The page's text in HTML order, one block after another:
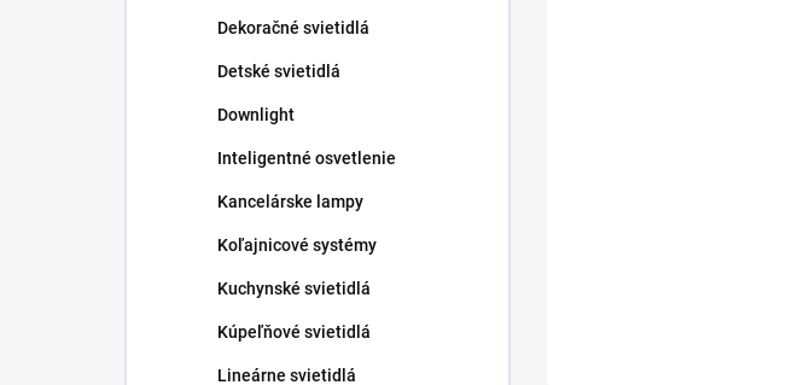
Dekoračné svietidlá
Detské svietidlá
Downlight
Inteligentné osvetlenie
Kancelárske lampy
Koľajnicové systémy
Kuchynské svietidlá
Kúpeľňové svietidlá
Lineárne svietidlá